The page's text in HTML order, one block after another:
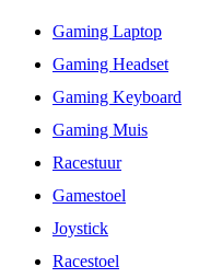
Gaming Laptop
Gaming Headset
Gaming Keyboard
Gaming Muis
Racestuur
Gamestoel
Joystick
Racestoel